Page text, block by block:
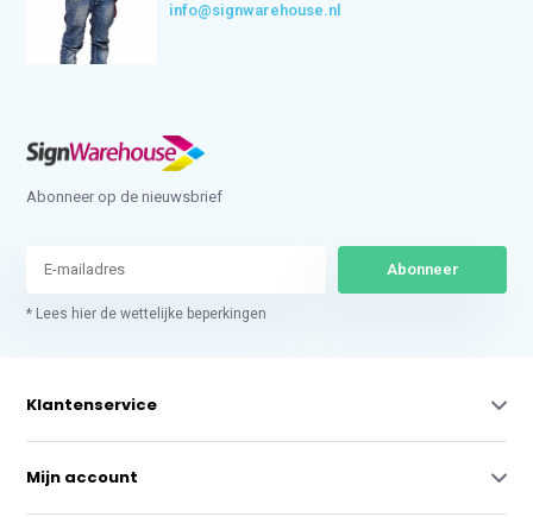
info@signwarehouse.nl
Abonneer op de nieuwsbrief
Abonneer
* Lees hier de wettelijke beperkingen
Klantenservice
Mijn account